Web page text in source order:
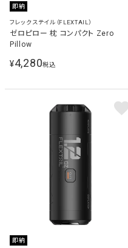
即納
フレックステイル（FLEXTAIL）
ゼロピロー 枕 コンパクト Zero
Pillow
¥4,280税込
即納